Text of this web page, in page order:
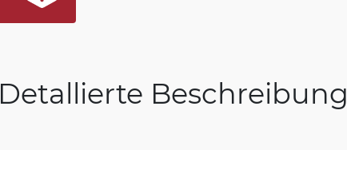
Detallierte Beschreibung